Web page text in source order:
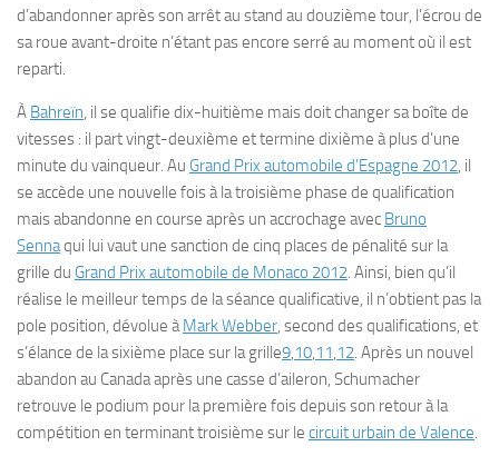
d’abandonner après son arrêt au stand au douzième tour, l’écrou de
sa roue avant-droite n’étant pas encore serré au moment où il est
reparti.
À Bahreïn, il se qualifie dix-huitième mais doit changer sa boîte de
vitesses : il part vingt-deuxième et termine dixième à plus d’une
minute du vainqueur. Au Grand Prix automobile d’Espagne 2012, il
se accède une nouvelle fois à la troisième phase de qualification
mais abandonne en course après un accrochage avec Bruno
Sennaqui lui vaut une sanction de cinq places de pénalité sur la
grille du Grand Prix automobile de Monaco 2012. Ainsi, bien qu’il
réalise le meilleur temps de la séance qualificative, il n’obtient pas la
pole position, dévolue àMark Webber, second des qualifications, et
s’élance de la sixième place sur la grille9,10,11,12. Après un nouvel
abandon au Canada après une casse d’aileron, Schumacher
retrouve le podium pour la première fois depuis son retour à la
compétition en terminant troisième sur le circuit urbain de Valence.